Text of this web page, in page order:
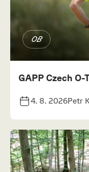
OB
GAPP Czech
4. 8. 2026Petr